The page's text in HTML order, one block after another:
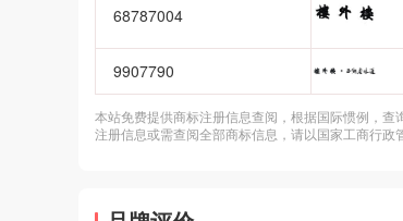
68787004
9907790
本站免费提供商标注册信息查阅，根据国际惯例，
注册信息或需查阅全部商标信息，请以国家工商行政